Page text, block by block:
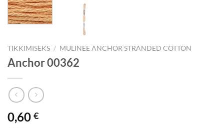
TIKKIMISEKS / MULINEE ANCHOR STRANDED COTTON
Anchor 00362
0,60 €